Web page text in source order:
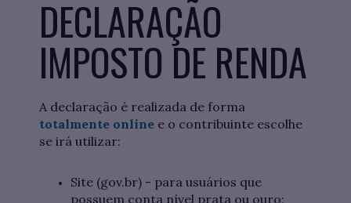
DECLARAÇÃO
IMPOSTO DE RENDA
A declaração é realizada de forma
totalmente online e o contribuinte escolhe
se irá utilizar:
Site (gov.br) - para usuários que
possuem conta nível prata ou ouro;